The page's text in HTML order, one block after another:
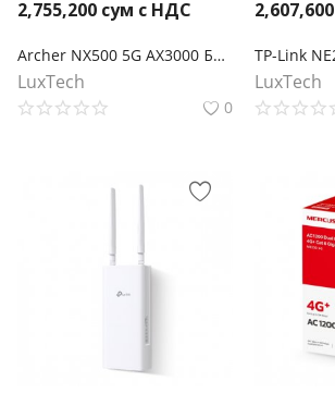
2,755,200 сум с НДС
Archer NX500 5G AX3000 Беспроводной двухдиапазонный гигабитный маршрутизатор
LuxTech
0
2,607,600
LuxTech